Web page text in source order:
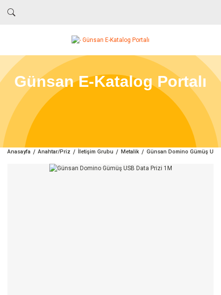
Günsan E-Katalog Portalı
Anasayfa Anahtar/Priz İletişim Grubu Metalik Günsan Domino Gümüş